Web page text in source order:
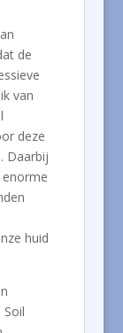
de
van
deze
Daarbij
huid